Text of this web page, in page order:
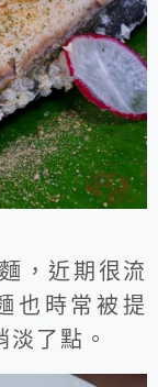
，近期很流
也時常被提
了點。